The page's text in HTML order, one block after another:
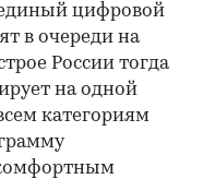
единый цифровой
в очереди на
России тогда
на одной
категориям